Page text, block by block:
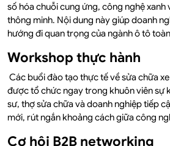
số hóa chuỗi cung ứng, công nghệ xanh
thông minh. Nội dung này giúp doanh
hướng đi quan trọng của ngành ô tô
Workshop thực hành
Các buổi đào tạo thực tế về sửa chữa
được tổ chức ngay trong khuôn viên sự
sư, thợ sửa chữa và doanh nghiệp tiếp
mới, rút ngắn khoảng cách giữa công
Cơ hội B2B networking